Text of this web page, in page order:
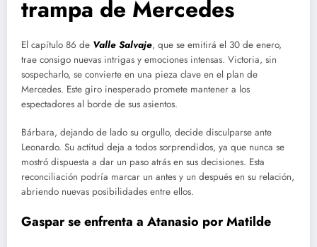
trampa de Mercedes
El capítulo 86 de Valle Salvaje, que se emitirá el 30 de enero,
trae consigo nuevas intrigas y emociones intensas. Victoria, sin
sospecharlo, se convierte en una pieza clave en el plan de
Mercedes. Este giro inesperado promete mantener a los
espectadores al borde de sus asientos.
Bárbara, dejando de lado su orgullo, decide disculparse ante
Leonardo. Su actitud deja a todos sorprendidos, ya que nunca se
mostró dispuesta a dar un paso atrás en sus decisiones. Esta
reconciliación podría marcar un antes y un después en su relación,
abriendo nuevas posibilidades entre ellos.
Gaspar se enfrenta a Atanasio por Matilde